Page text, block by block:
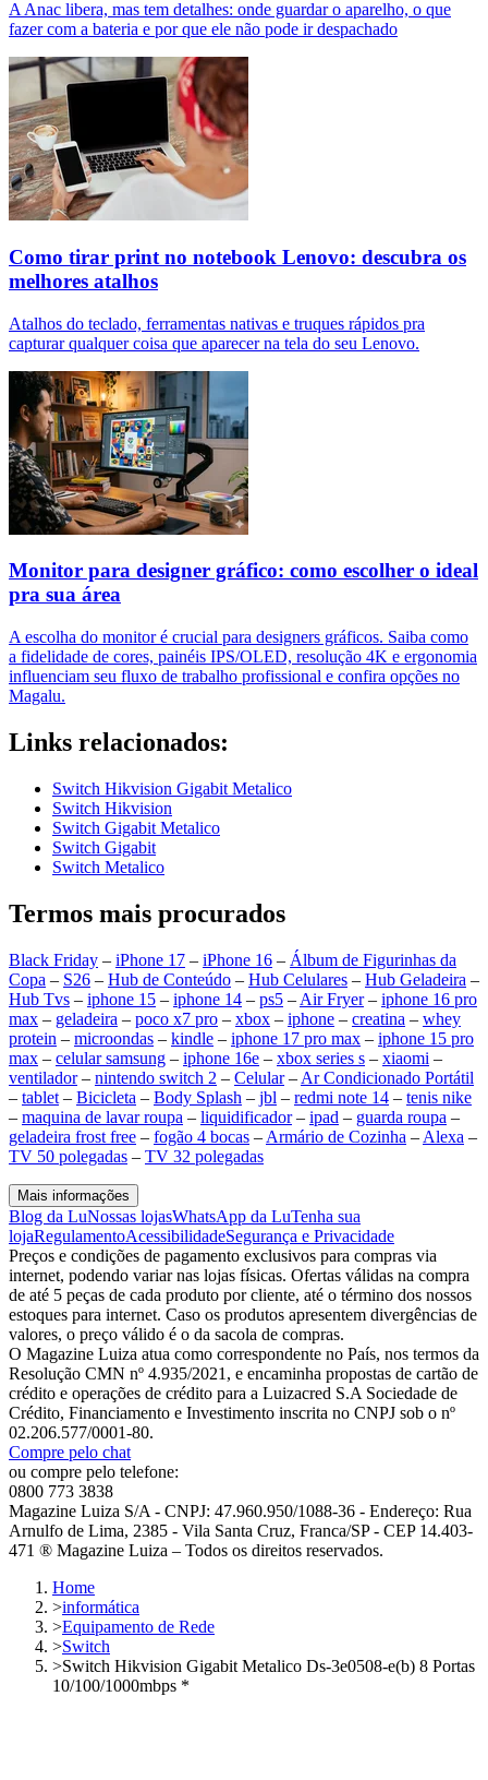
A Anac libera, mas tem detalhes: onde guardar o aparelho, o que
fazer com a bateria e por que ele não pode ir despachado
Como tirar print no notebook Lenovo: descubra os
melhores atalhos
Atalhos do teclado, ferramentas nativas e truques rápidos pra
capturar qualquer coisa que aparecer na tela do seu Lenovo.
Monitor para designer gráfico: como escolher o ideal
pra sua área
A escolha do monitor é crucial para designers gráficos. Saiba como
a fidelidade de cores, painéis IPS/OLED, resolução 4K e ergonomia
influenciam seu fluxo de trabalho profissional e confira opções no
Magalu.
Links relacionados:
Switch Hikvision Gigabit Metalico
Switch Hikvision
Switch Gigabit Metalico
Switch Gigabit
Switch Metalico
Termos mais procurados
Black Friday – iPhone 17 – iPhone 16 – Álbum de Figurinhas da
Copa – S26 – Hub de Conteúdo – Hub Celulares – Hub Geladeira –
Hub Tvs – iphone 15 – iphone 14 – ps5 – Air Fryer– iphone 16 pro
max – geladeira – poco x7 pro – xbox – iphone – creatina – whey
protein – microondas – kindle – iphone 17 pro max – iphone 15 pro
max – celular samsung – iphone 16e – xbox series s – xiaomi –
ventilador– nintendo switch 2 – Celular– Ar Condicionado Portátil
– tablet – Bicicleta – Body Splash – jbl – redmi note 14 – tenis nike
– maquina de lavar roupa – liquidificador– ipad – guarda roupa –
geladeira frost free – fogão 4 bocas – Armário de Cozinha – Alexa –
TV 50 polegadas – TV 32 polegadas
Mais informações
Blog da LuNossas lojasWhatsApp da LuTenha sua
lojaRegulamentoAcessibilidadeSegurança e Privacidade
Preços e condições de pagamento exclusivos para compras via
internet, podendo variar nas lojas físicas. Ofertas válidas na compra
de até 5 peças de cada produto por cliente, até o término dos nossos
estoques para internet. Caso os produtos apresentem divergências de
valores, o preço válido é o da sacola de compras.
O Magazine Luiza atua como correspondente no País, nos termos da
Resolução CMN nº 4.935/2021, e encaminha propostas de cartão de
crédito e operações de crédito para a Luizacred S.A Sociedade de
Crédito, Financiamento e Investimento inscrita no CNPJ sob o nº
02.206.577/0001-80.
Compre pelo chat
ou compre pelo telefone:
0800 773 3838
Magazine Luiza S/A - CNPJ: 47.960.950/1088-36 - Endereço: Rua
Arnulfo de Lima, 2385 - Vila Santa Cruz, Franca/SP - CEP 14.403-
471 ® Magazine Luiza – Todos os direitos reservados.
Home
>informática
>Equipamento de Rede
>Switch
>Switch Hikvision Gigabit Metalico Ds-3e0508-e(b) 8 Portas
10/100/1000mbps *